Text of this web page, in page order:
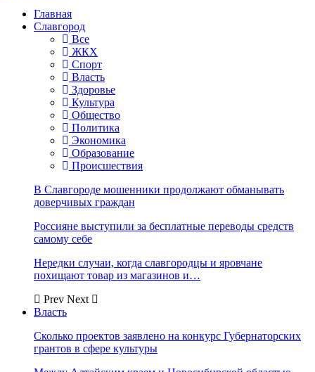
Главная
Славгород
Все
ЖКХ
Спорт
Власть
Здоровье
Культура
Общество
Политика
Экономика
Образование
Происшествия
В Славгороде мошенники продолжают обманывать
доверчивых граждан
Россияне выступили за бесплатные переводы средств
самому себе
Нередки случаи, когда славгородцы и яровчане
похищают товар из магазинов и…
Prev Next
Власть
Сколько проектов заявлено на конкурс Губернаторских
грантов в сфере культуры